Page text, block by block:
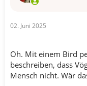
:
02. Juni 2025
Oh. Mit einem Bird
beschreiben, dass
Mensch nicht. Wär